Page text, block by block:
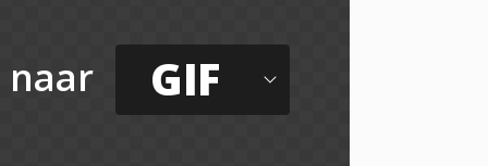
naar GIF